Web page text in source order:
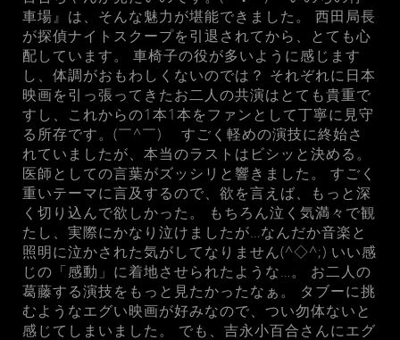
車場』は、そんな魅力が堪能できました。 西田局長
が探偵ナイトスクープを引退されてから、とても心
配しています。 車椅子の役が多いように感じます
し、体調がおもわしくないのでは？ それぞれに日本
映画を引っ張ってきたお二人の共演はとても貴重で
すし、これからの1本1本をファンとして丁寧に見守
る所存です。(￣^￣)ゞ すごく軽めの演技に終始さ
れていましたが、本当のラストはビシッと決める。
医師としての言葉がズッシリと響きました。 すごく
重いテーマに言及するので、欲を言えば、もっと深
く切り込んで欲しかった。 もちろん泣く気満々で観
たし、実際にかなり泣けましたが…なんだか音楽と
照明に泣かされた気がしてなりません(^◇^;) いい感
じの「感動」に着地させられたような…。 お二人の
葛藤する演技をもっと見たかったなぁ。 タブーに挑
むようなエグい映画が好みなので、つい勿体ないと
感じてしまいました。 でも、吉永小百合さんにエグ